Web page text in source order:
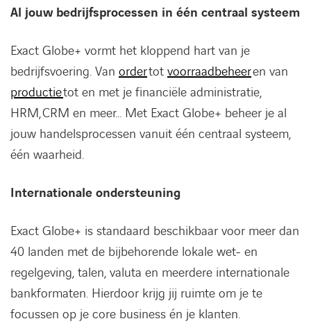
Al jouw bedrijfsprocessen in één centraal systeem
Exact Globe+ vormt het kloppend hart van je
bedrijfsvoering. Van ordertot voorraadbeheeren van
productietot en met je financiële administratie,
HRM, CRM en meer… Met Exact Globe+ beheer je al
jouw handelsprocessen vanuit één centraal systeem,
één waarheid.
Internationale ondersteuning
Exact Globe+ is standaard beschikbaar voor meer dan
40 landen met de bijbehorende lokale wet- en
regelgeving, talen, valuta en meerdere internationale
bankformaten. Hierdoor krijg jij ruimte om je te
focussen op je core business én je klanten.